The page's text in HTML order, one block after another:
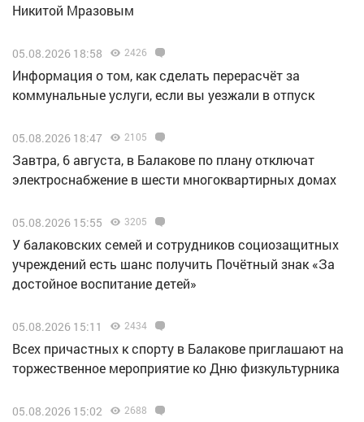
Никитой Мразовым
05.08.2026 18:58 2426
Информация о том, как сделать перерасчёт за
коммунальные услуги, если вы уезжали в отпуск
05.08.2026 18:47 2105
Завтра, 6 августа, в Балакове по плану отключат
электроснабжение в шести многоквартирных домах
05.08.2026 15:55 3205
У балаковских семей и сотрудников социозащитных
учреждений есть шанс получить Почётный знак «За
достойное воспитание детей»
05.08.2026 15:11 2434
Всех причастных к спорту в Балакове приглашают на
торжественное мероприятие ко Дню физкультурника
05.08.2026 15:02 2688